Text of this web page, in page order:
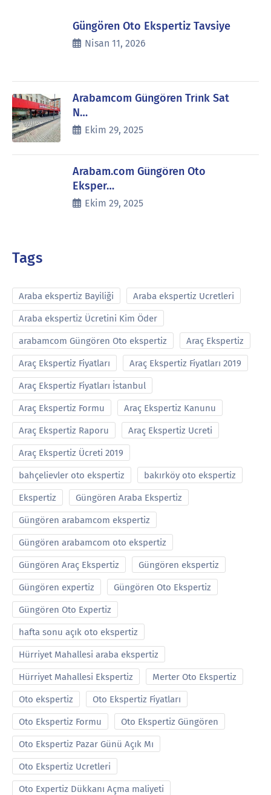
Güngören Oto Ekspertiz Tavsiye
Nisan 11, 2026
Arabamcom Güngören Trink Sat
N…
Ekim 29, 2025
Arabam.com Güngören Oto
Eksper…
Ekim 29, 2025
Tags
Araba ekspertiz Bayiliği Araba ekspertiz Ucretleri
Araba ekspertiz Ücretini Kim Öder
arabamcom Güngören Oto ekspertiz Araç Ekspertiz
Araç Ekspertiz Fiyatları Araç Ekspertiz Fiyatları 2019
Araç Ekspertiz Fiyatları İstanbul
Araç Ekspertiz Formu Araç Ekspertiz Kanunu
Araç Ekspertiz Raporu Araç Ekspertiz Ucreti
Araç Ekspertiz Ücreti 2019
bahçelievler oto ekspertiz bakırköy oto ekspertiz
Ekspertiz Güngören Araba Ekspertiz
Güngören arabamcom ekspertiz
Güngören arabamcom oto ekspertiz
Güngören Araç Ekspertiz Güngören ekspertiz
Güngören expertiz Güngören Oto Ekspertiz
Güngören Oto Expertiz
hafta sonu açık oto ekspertiz
Hürriyet Mahallesi araba ekspertiz
Hürriyet Mahallesi Ekspertiz Merter Oto Ekspertiz
Oto ekspertiz Oto Ekspertiz Fiyatları
Oto Ekspertiz Formu Oto Ekspertiz Güngören
Oto Ekspertiz Pazar Günü Açık Mı
Oto Ekspertiz Ucretleri
Oto Expertiz Dükkanı Açma maliyeti